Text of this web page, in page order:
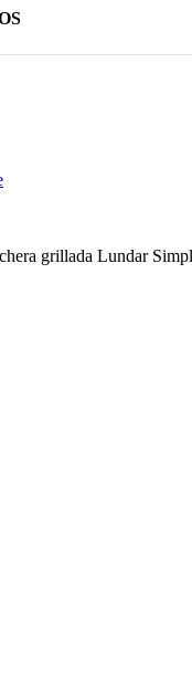
grillada Lundar